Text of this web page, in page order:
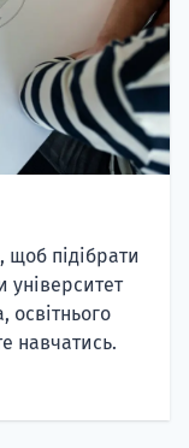
підібрати
університет
освітнього
навчатись.